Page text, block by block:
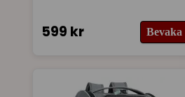
599 kr Bevaka